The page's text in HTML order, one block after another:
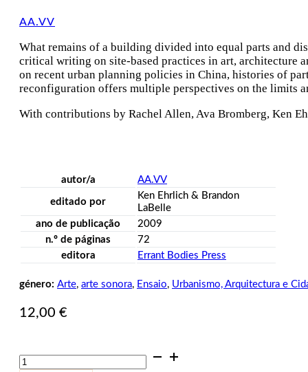
AA.VV
What remains of a building divided into equal parts and
critical writing on site-based practices in art, architecture
on recent urban planning policies in China, histories of
reconfiguration offers multiple perspectives on the limits
With contributions by Rachel Allen, Ava Bromberg, Ken
autor/a AA.VV
editado por
Ken Ehrlich & Brandon
LaBelle
ano de publicação
2009
n.º de páginas
72
editora
Errant Bodies Press
género: Arte, arte sonora, Ensaio, Urbanismo, Arquitectura e
12,00 €
Quantidade
de